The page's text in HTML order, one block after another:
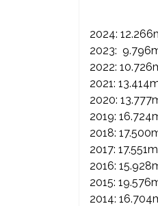
2024:
2023:
2022:
2021:
2020:
2019:
2018:
2017: 17.551m
2016:
2015:
2014: